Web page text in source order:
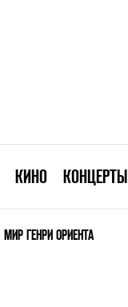
КИНО КОНЦЕРТЫ
МИР ГЕНРИ ОРИЕНТА